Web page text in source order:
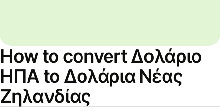
How to convert Δολάριο
ΗΠΑ to Δολάρια Νέας
Ζηλανδίας